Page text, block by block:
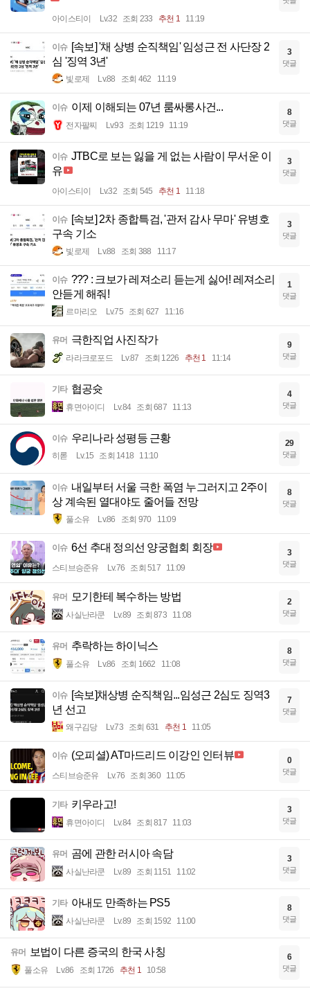
아이스티이 Lv.32 조회 233 추천 1 11:19
이슈 [속보] '채 상병 순직책임' 임성근 전 사단장 2
심 '징역 3년'
빛로제 Lv.88 조회 462 11:19
3
댓글
이슈 이제 이해되는 07년 룸싸롱사건...
전자팔찌 Lv.93 조회 1219 11:19
8
댓글
이슈 JTBC로 보는 잃을 게 없는 사람이 무서운 이
유
아이스티이 Lv.32 조회 545 추천 1 11:18
3
댓글
이슈 [속보] 2차 종합특검, '관저 감사 무마' 유병호
구속 기소
빛로제 Lv.88 조회 388 11:17
3
댓글
이슈 ??? : 크보가 레져소리 듣는게 싫어! 레져소리
안듣게 해줘!
르마리오 Lv.75 조회 627 11:16
1
댓글
유머 극한직업 사진작가
라라크로포드 Lv.87 조회 1226 추천 1 11:14
9
댓글
기타 협공슛
휴면아이디 Lv.84 조회 687 11:13
4
댓글
이슈 우리나라 성평등 근황
히롣 Lv.15 조회 1418 11:10
29
댓글
이슈 내일부터 서울 극한 폭염 누그러지고 2주이
상 계속된 열대야도 줄어들 전망
풀소유 Lv.86 조회 970 11:09
8
댓글
이슈 6선 추대 정의선 양궁협회 회장
스티브승준유 Lv.76 조회 517 11:09
3
댓글
유머 모기한테 복수하는 방법
사실난라쿤 Lv.89 조회 873 11:08
2
댓글
유머 추락하는 하이닉스
풀소유 Lv.86 조회 1662 11:08
8
댓글
이슈 [속보]채상병 순직책임...임성근 2심도 징역3
년 선고
왜구김당 Lv.73 조회 631 추천 1 11:05
7
댓글
이슈 (오피셜) AT마드리드 이강인 인터뷰
스티브승준유 Lv.76 조회 360 11:05
0
댓글
기타 키우라고!
휴면아이디 Lv.84 조회 817 11:03
3
댓글
유머 곰에 관한 러시아 속담
사실난라쿤 Lv.89 조회 1151 11:02
3
댓글
기타 아내도 만족하는 PS5
사실난라쿤 Lv.89 조회 1592 11:00
8
댓글
유머 보법이 다른 증국의 한국 사칭
풀소유 Lv.86 조회 1726 추천 1 10:58
6
댓글